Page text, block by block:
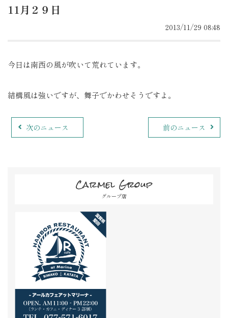
11月２９日
2013/11/29 08:48
今日は南西の風が吹いて荒れています。
結構風は強いですが、舞子でかわせそうですよ。
次のニュース 前のニュース
Carmel Group
グループ店